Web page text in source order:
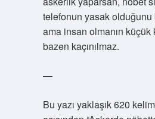
telefonun yasak
ama insan olmanın küçük
bazen kaçınılmaz.
—
Bu yazı yaklaşık 620